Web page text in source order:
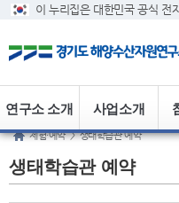
이 누리집은 대한민국 공식 전
사업소개
연구소 소개
체험·예약 > 생태학습관 예약
생태학습관 예약